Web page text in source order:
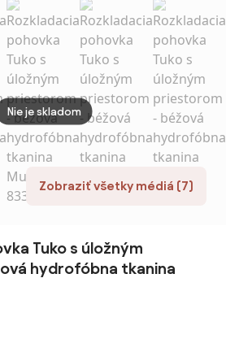
až
kg pre
a
Izbu
Zobraziť všetky médiá (7)
Nie je skladom
Tuko s úložným
hydrofóbna tkanina